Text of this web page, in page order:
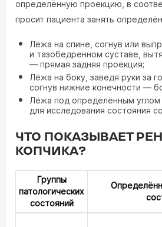
определённую проекцию, в
просит пациента занять
Лёжа на спине, согнув или
и тазобедренном суставе,
— прямая задняя проекция;
Лёжа на боку, заведя руки за
согнув нижние конечности —
Лёжа под определённым
для исследования состояния
ЧТО ПОКАЗЫВАЕТ
КОПЧИКА?
Группы
патологических
состояний